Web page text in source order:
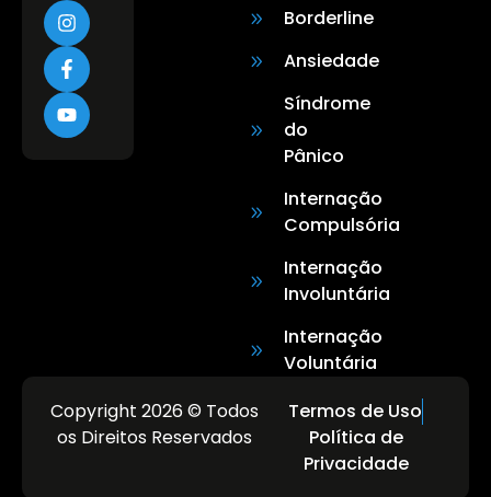
Borderline
Ansiedade
Síndrome
do
Pânico
Internação
Compulsória
Internação
Involuntária
Internação
Voluntária
Copyright 2026 © Todos
os Direitos Reservados
Termos de Uso
Política de
Privacidade